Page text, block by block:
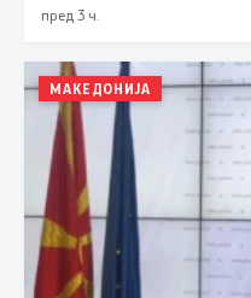
пред 3 ч.
МАКЕДОНИЈА